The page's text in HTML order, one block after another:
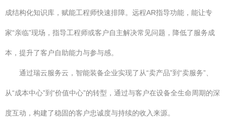
成结构化知识库，赋能工程师快速排障。远程AR指导功能，能让专
家“亲临”现场，指导工程师或客户自主解决常见问题，降低了服务成
本，提升了客户自助能力与参与感。
通过瑞云服务云，智能装备企业实现了从“卖产品”到“卖服务”、
从“成本中心”到“价值中心”的转型，通过与客户在设备全生命周期的深
度互动，构建了稳固的客户忠诚度与持续的收入来源。